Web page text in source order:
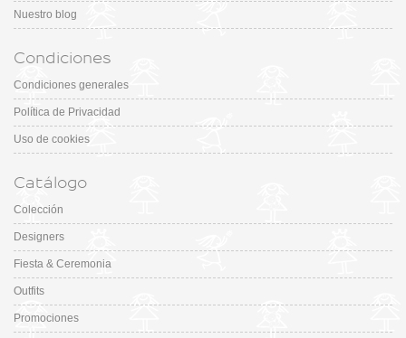
Nuestro blog
Condiciones
Condiciones generales
Política de Privacidad
Uso de cookies
Catálogo
Colección
Designers
Fiesta & Ceremonia
Outfits
Promociones